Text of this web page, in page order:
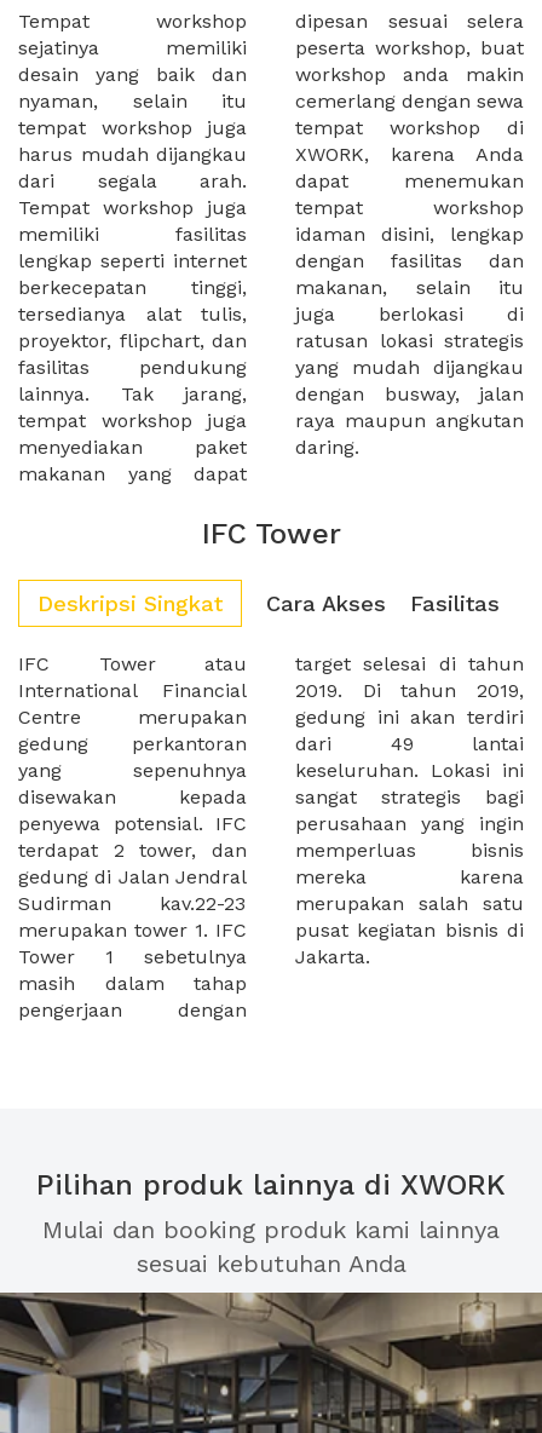
Tempat workshop
sejatinya memiliki
desain yang baik dan
nyaman, selain itu
tempat workshop juga
harus mudah dijangkau
dari segala arah.
Tempat workshop juga
memiliki fasilitas
lengkap seperti internet
berkecepatan tinggi,
tersedianya alat tulis,
proyektor, flipchart, dan
fasilitas pendukung
lainnya. Tak jarang,
tempat workshop juga
menyediakan paket
makanan yang dapat
dipesan sesuai selera
peserta workshop, buat
workshop anda makin
cemerlang dengan sewa
tempat workshop di
XWORK, karena Anda
dapat menemukan
tempat workshop
idaman disini, lengkap
dengan fasilitas dan
makanan, selain itu
juga berlokasi di
ratusan lokasi strategis
yang mudah dijangkau
dengan busway, jalan
raya maupun angkutan
daring.
IFC Tower
Deskripsi Singkat Cara Akses Fasilitas
IFC Tower atau
International Financial
Centre merupakan
gedung perkantoran
yang sepenuhnya
disewakan kepada
penyewa potensial. IFC
terdapat 2 tower, dan
gedung di Jalan Jendral
Sudirman kav.22-23
merupakan tower 1. IFC
Tower 1 sebetulnya
masih dalam tahap
pengerjaan dengan
target selesai di tahun
2019. Di tahun 2019,
gedung ini akan terdiri
dari 49 lantai
keseluruhan. Lokasi ini
sangat strategis bagi
perusahaan yang ingin
memperluas bisnis
mereka karena
merupakan salah satu
pusat kegiatan bisnis di
Jakarta.
Pilihan produk lainnya di XWORK
Mulai dan booking produk kami lainnya
sesuai kebutuhan Anda